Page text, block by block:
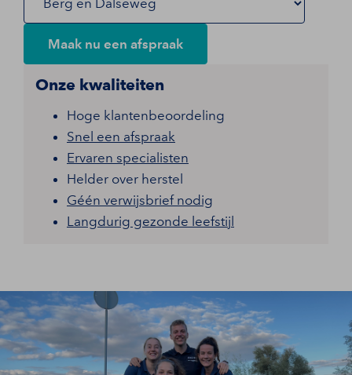
Maak nu een afspraak
Onze kwaliteiten
Hoge klantenbeoordeling
Snel een afspraak
Ervaren specialisten
Helder over herstel
Géén verwijsbrief nodig
Langdurig gezonde leefstijl